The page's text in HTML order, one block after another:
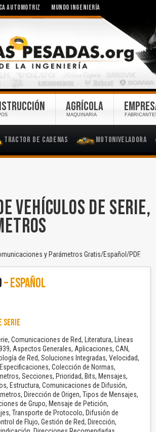
AUTOMOTRIZ MUNDO INGENIERÍA
Tractor de Cadenas Motoniveladora
AGRÍCOLA
MAQUINARIA
VEHÍCULOS DE SERIE,
y Parámetros Gratis/Español/PDF.
– ESPAÑOL
SERIE
Comunicaciones de Red, Literatura, Líneas
Aspectos Generales, Aplicaciones, CAN,
de Red, Soluciones Integradas, Velocidad,
Colección de Normas,
Secciones, Prioridad, Bits, Mensajes,
Estructura, Comunicaciones de Difusión,
Dirección de Origen, Tipos de Mensajes,
de Grupo, Mensaje de Petición,
Transporte de Protocolo, Difusión de
de Flujo, Gestión de Red, Dirección,